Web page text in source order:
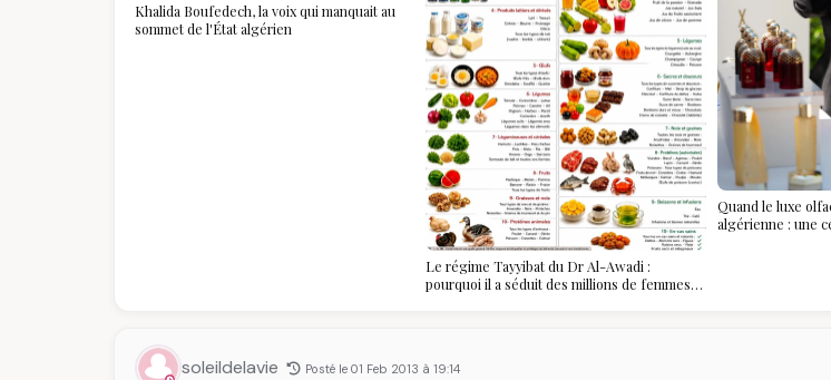
Khalida Boufedech, la voix qui manquait au
sommet de l'État algérien
Le régime Tayyibat du Dr Al-Awadi :
pourquoi il a séduit des millions de femmes
Quand le luxe
algérienne : une
soleildelavie Posté le 01 Feb 2013 à 19:14